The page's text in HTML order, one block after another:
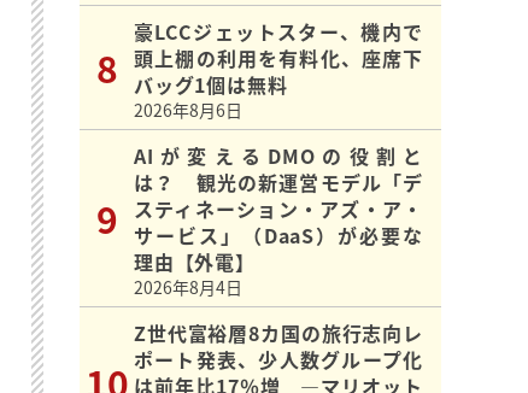
豪LCCジェットスター、機内で
頭上棚の利用を有料化、座席下
バッグ1個は無料
2026年8月6日
AIが変えるDMOの役割と
は？ 観光の新運営モデル「デ
スティネーション・アズ・ア・
サービス」（DaaS）が必要な
理由【外電】
2026年8月4日
Z世代富裕層8カ国の旅行志向レ
ポート発表、少人数グループ化
は前年比17％増 ―マリオット